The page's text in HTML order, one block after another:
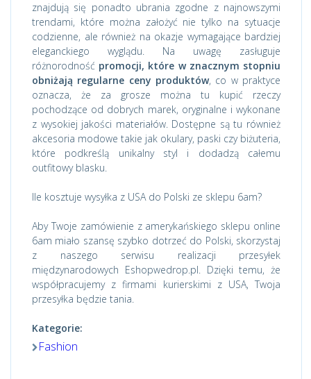
znajdują się ponadto ubrania zgodne z najnowszymi
trendami, które można założyć nie tylko na sytuacje
codzienne, ale również na okazje wymagające bardziej
eleganckiego wyglądu. Na uwagę zasługuje
różnorodność promocji, które w znacznym stopniu
obniżają regularne ceny produktów, co w praktyce
oznacza, że za grosze można tu kupić rzeczy
pochodzące od dobrych marek, oryginalne i wykonane
z wysokiej jakości materiałów. Dostępne są tu również
akcesoria modowe takie jak okulary, paski czy biżuteria,
które podkreślą unikalny styl i dodadzą całemu
outfitowy blasku.
Ile kosztuje wysyłka z USA do Polski ze sklepu 6am?
Aby Twoje zamówienie z amerykańskiego sklepu online
6am miało szansę szybko dotrzeć do Polski, skorzystaj
z naszego serwisu realizacji przesyłek
międzynarodowych Eshopwedrop.pl. Dzięki temu, że
współpracujemy z firmami kurierskimi z USA, Twoja
przesyłka będzie tania.
Kategorie:
Fashion